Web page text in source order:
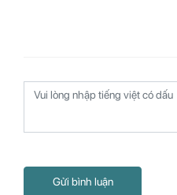
Gửi bình luận